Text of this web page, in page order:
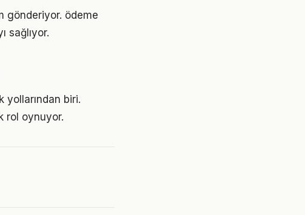
gönderiyor. ödeme
sağlıyor.
biri.
rol oynuyor.